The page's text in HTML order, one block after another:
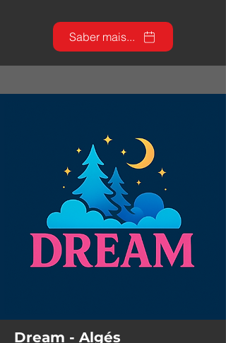
Saber mais...
Dream - Algés